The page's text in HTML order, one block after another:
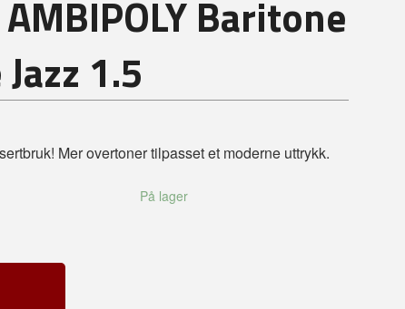
Baritone
1.5
Mer overtoner tilpasset et moderne uttrykk.
På lager